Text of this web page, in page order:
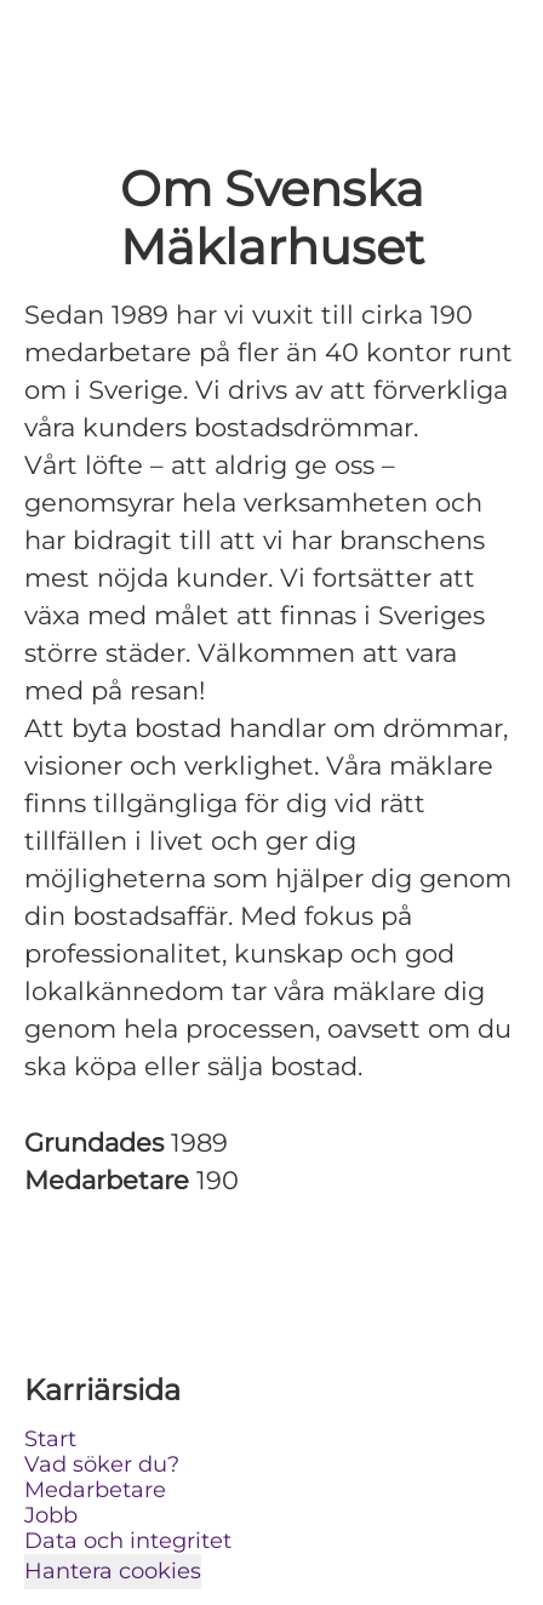
Om Svenska
Mäklarhuset
Sedan 1989 har vi vuxit till cirka 190
medarbetare på fler än 40 kontor runt
om i Sverige. Vi drivs av att förverkliga
våra kunders bostadsdrömmar.
Vårt löfte – att aldrig ge oss –
genomsyrar hela verksamheten och
har bidragit till att vi har branschens
mest nöjda kunder. Vi fortsätter att
växa med målet att finnas i Sveriges
större städer. Välkommen att vara
med på resan!
Att byta bostad handlar om drömmar,
visioner och verklighet. Våra mäklare
finns tillgängliga för dig vid rätt
tillfällen i livet och ger dig
möjligheterna som hjälper dig genom
din bostadsaffär. Med fokus på
professionalitet, kunskap och god
lokalkännedom tar våra mäklare dig
genom hela processen, oavsett om du
ska köpa eller sälja bostad.
Grundades 1989
Medarbetare 190
Karriärsida
Start
Vad söker du?
Medarbetare
Jobb
Data och integritet
Hantera cookies